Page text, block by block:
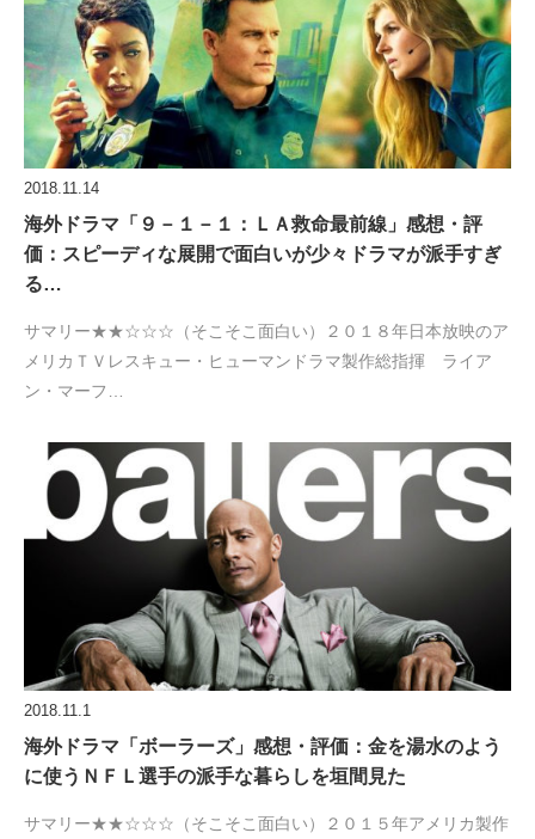
2018.11.14
海外ドラマ「９－１－１：ＬＡ救命最前線」感想・評
価：スピーディな展開で面白いが少々ドラマが派手すぎ
る…
サマリー★★☆☆☆（そこそこ面白い）２０１８年日本放映のア
メリカＴＶレスキュー・ヒューマンドラマ製作総指揮 ライア
ン・マーフ…
2018.11.1
海外ドラマ「ボーラーズ」感想・評価：金を湯水のよう
に使うＮＦＬ選手の派手な暮らしを垣間見た
サマリー★★☆☆☆（そこそこ面白い）２０１５年アメリカ製作